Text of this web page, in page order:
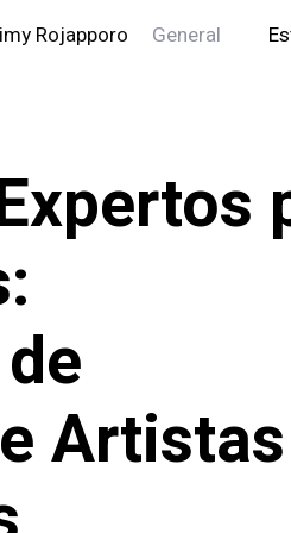
Rojapporo General
Artistas